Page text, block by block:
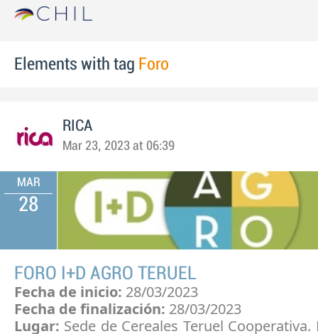
Elements with tag Foro
RICA
Mar 23, 2023 at 06:39
MAR
28
FORO I+D AGRO TERUEL
Fecha de inicio: 28/03/2023
Fecha de finalización: 28/03/2023
Lugar: Sede de Cereales Teruel